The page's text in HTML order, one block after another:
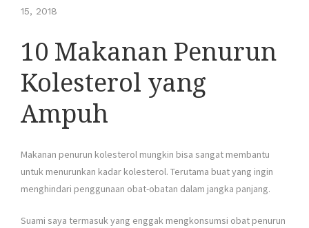
15, 2018
10 Makanan Penurun
Kolesterol yang
Ampuh
Makanan penurun kolesterol mungkin bisa sangat membantu
untuk menurunkan kadar kolesterol. Terutama buat yang ingin
menghindari penggunaan obat-obatan dalam jangka panjang.
Suami saya termasuk yang enggak mengkonsumsi obat penurun